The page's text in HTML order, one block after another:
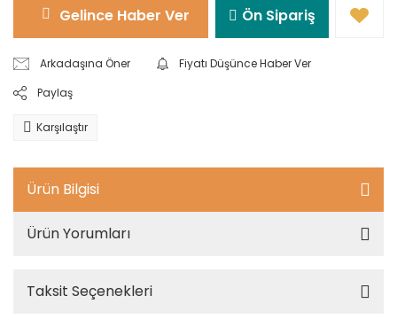
Gelince Haber Ver Ön Sipariş
Arkadaşına Öner
Fiyatı Düşünce Haber Ver
Paylaş
Karşılaştır
Ürün Bilgisi
Ürün Yorumları
Taksit Seçenekleri